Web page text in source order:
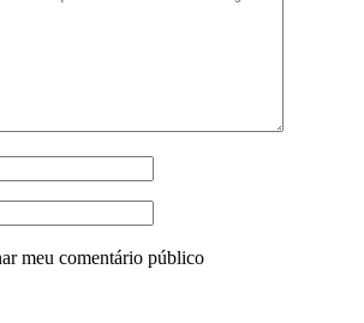
meu comentário público